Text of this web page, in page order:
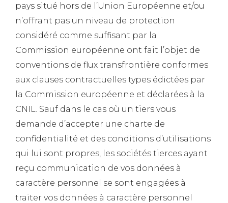
pays situé hors de l’Union Européenne et/ou
n’offrant pas un niveau de protection
considéré comme suffisant par la
Commission européenne ont fait l’objet de
conventions de flux transfrontière conformes
aux clauses contractuelles types édictées par
la Commission européenne et déclarées à la
CNIL. Sauf dans le cas où un tiers vous
demande d’accepter une charte de
confidentialité et des conditions d’utilisations
qui lui sont propres, les sociétés tierces ayant
reçu communication de vos données à
caractère personnel se sont engagées à
traiter vos données à caractère personnel